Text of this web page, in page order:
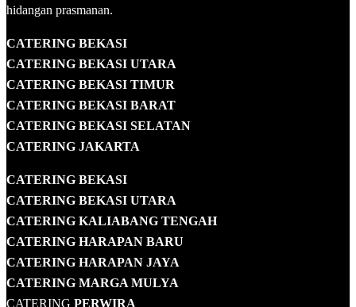
hidangan prasmanan.
CATERING BEKASI
CATERING BEKASI UTARA
CATERING BEKASI TIMUR
CATERING BEKASI BARAT
CATERING BEKASI SELATAN
CATERING JAKARTA
CATERING BEKASI
CATERING BEKASI UTARA
CATERING KALIABANG TENGAH
CATERING HARAPAN BARU
CATERING HARAPAN JAYA
CATERING MARGA MULYA
CATERING PERWIRA